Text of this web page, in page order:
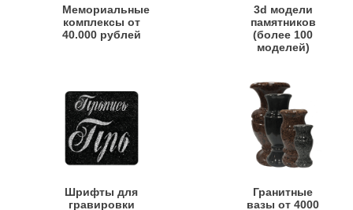
Мемориальные
комплексы от
40.000 рублей
3d модели
памятников
(более 100
моделей)
Шрифты для
гравировки
Гранитные
вазы от 4000